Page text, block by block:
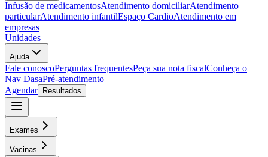
Infusão de medicamentosAtendimento domiciliarAtendimento
particularAtendimento infantilEspaço CardioAtendimento em
empresas
Unidades
Ajuda
Fale conoscoPerguntas frequentesPeça sua nota fiscalConheça o
Nav DasaPré-atendimento
Agendar
Resultados
Exames
Vacinas